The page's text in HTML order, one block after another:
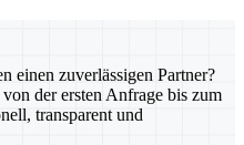
einen zuverlässigen Partner?
der ersten Anfrage bis zum
transparent und